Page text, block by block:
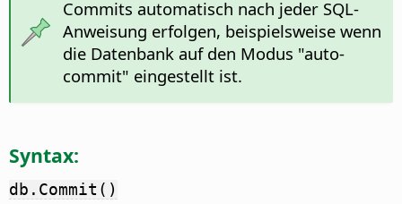
Commits automatisch nach jeder SQL-
Anweisung erfolgen, beispielsweise wenn
die Datenbank auf den Modus "auto-
commit" eingestellt ist.
Syntax:
db.Commit()